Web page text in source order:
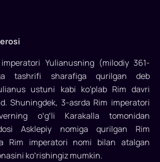
Yulianusning (milodiy 361-
tashrifi sharafiga qurilgan deb
ustuni kabi ko'plab Rim davri
Shuningdek, 3-asrda Rim imperatori
oʻgʻli Karakalla tomonidan
Asklepiy nomiga qurilgan Rim
Rim imperatori nomi bilan atalgan
koʻrishingiz mumkin.